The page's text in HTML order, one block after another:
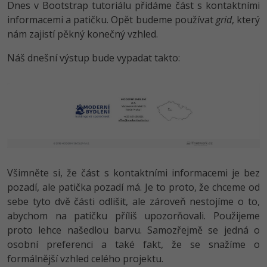
HTML5, CSS3, Bootstrap, SEO
UML a návrhové vzory
ASP.NET MVC
Django
Best practices
PHP
JavaScript
HTML / CSS
MS-SQL
SQLite
Vývojář mobilních aplikací
Specialista na AI a bigdata
C# Game developer
Tester
Systémový administrátor
Grafik / UX/UI návrhář
3D grafik
Projektový manažer
Databázový analytik
Python -80%
JavaScript -80%
PHP -80%
-80%
-80%
C -80%
VB.NET
SQL
Návrh SW -80%
Digitální gramotnost
Marketing -30%
Kryptoměny -25%
Copywriting -30%
MS Office -80%
Photoshop -80%
Adobe Illustrator -80%
-25%
Blender -80%
Inkscape
Fotografování -80%
Dnes v Bootstrap tutoriálu přidáme část s kontaktními
informacemi a patičku. Opět budeme používat grid, který
nám zajistí pěkný konečný vzhled.
Náš dnešní výstup bude vypadat takto:
Všimněte si, že část s kontaktními informacemi je bez
pozadí, ale patička pozadí má. Je to proto, že chceme od
sebe tyto dvě části odlišit, ale zároveň nestojíme o to,
abychom na patičku příliš upozorňovali. Použijeme
proto lehce našedlou barvu. Samozřejmě se jedná o
osobní preferenci a také fakt, že se snažíme o
formálnější vzhled celého projektu.